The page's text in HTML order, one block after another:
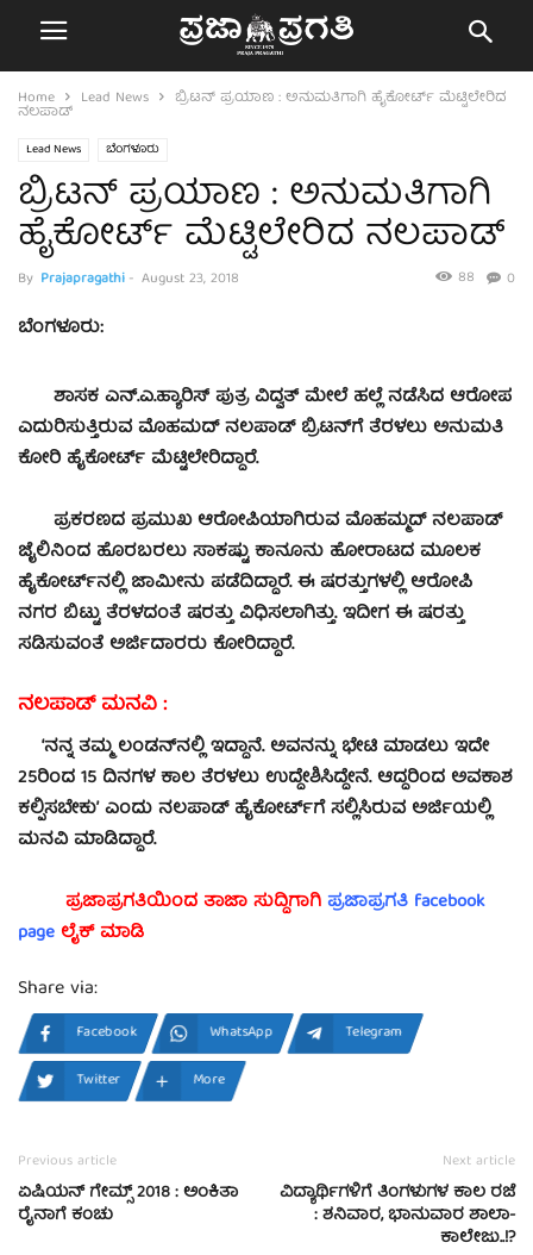
Home Lead News ಬ್ರಿಟನ್ ಪ್ರಯಾಣ : ಅನುಮತಿಗಾಗಿ ಹೈಕೋರ್ಟ್ ಮೆಟ್ಟಿಲೇರಿದ
ನಲಪಾಡ್
Lead News ಬೆಂಗಳೂರು
ಬ್ರಿಟನ್ ಪ್ರಯಾಣ : ಅನುಮತಿಗಾಗಿ
ಹೈಕೋರ್ಟ್ ಮೆಟ್ಟಿಲೇರಿದ ನಲಪಾಡ್
By Prajapragathi- August 23, 2018 0
88
ಬೆಂಗಳೂರು:
ಶಾಸಕ ಎನ್.ಎ.ಹ್ಯಾರಿಸ್ ಪುತ್ರ ವಿದ್ವತ್ ಮೇಲೆ ಹಲ್ಲೆ ನಡೆಸಿದ ಆರೋಪ
ಎದುರಿಸುತ್ತಿರುವ ಮೊಹಮದ್ ನಲಪಾಡ್ ಬ್ರಿಟನ್‌ಗೆ ತೆರಳಲು ಅನುಮತಿ
ಕೋರಿ ಹೈಕೋರ್ಟ್ ಮೆಟ್ಟಿಲೇರಿದ್ದಾರೆ.
ಪ್ರಕರಣದ ಪ್ರಮುಖ ಆರೋಪಿಯಾಗಿರುವ ಮೊಹಮ್ಮದ್‌ ನಲಪಾಡ್
ಜೈಲಿನಿಂದ ಹೊರಬರಲು ಸಾಕಷ್ಟು ಕಾನೂನು ಹೋರಾಟದ ಮೂಲಕ
ಹೈಕೋರ್ಟ್‌ನಲ್ಲಿ ಜಾಮೀನು ಪಡೆದಿದ್ದಾರೆ. ಈ ಷರತ್ತುಗಳಲ್ಲಿ ಆರೋಪಿ
ನಗರ ಬಿಟ್ಟು ತೆರಳದಂತೆ ಷರತ್ತು‌ ವಿಧಿಸಲಾಗಿತ್ತು.ಇದೀಗ ಈ ಷರತ್ತು
ಸಡಿಸುವಂತೆ ಅರ್ಜಿದಾರರು ಕೋರಿದ್ದಾರೆ.
ನಲಪಾಡ್ ಮನವಿ :
‘ನನ್ನ ತಮ್ಮ ಲಂಡನ್‌ನಲ್ಲಿ ಇದ್ದಾನೆ‌. ಅವನನ್ನು ಭೇಟಿ ಮಾಡಲು ಇದೇ
25ರಿಂದ 15 ದಿನಗಳ ಕಾಲ ತೆರಳಲು ಉದ್ದೇಶಿಸಿದ್ದೇನೆ. ಆದ್ದರಿಂದ ಅವಕಾಶ
ಕಲ್ಪಿಸಬೇಕು’ ಎಂದು ನಲಪಾಡ್ ಹೈಕೋರ್ಟ್‌ಗೆ ಸಲ್ಲಿಸಿರುವ ಅರ್ಜಿಯಲ್ಲಿ
ಮನವಿ ಮಾಡಿದ್ದಾರೆ.
ಪ್ರಜಾಪ್ರಗತಿಯಿಂದ ತಾಜಾ ಸುದ್ದಿಗಾಗಿಪ್ರಜಾಪ್ರಗತಿ facebook
page ಲೈಕ್ ಮಾಡಿ
Share via:
Facebook WhatsApp
Telegram
Twitter
More
Previous article
ಏಷಿಯನ್ ಗೇಮ್ಸ್ 2018 : ಅಂಕಿತಾ
ರೈನಾಗೆ ಕಂಚು
Next article
ವಿದ್ಯಾರ್ಥಿಗಳಿಗೆ ತಿಂಗಳುಗಳ ಕಾಲ ರಜೆ
: ಶನಿವಾರ, ಭಾನುವಾರ ಶಾಲಾ-
ಕಾಲೇಜು..!?